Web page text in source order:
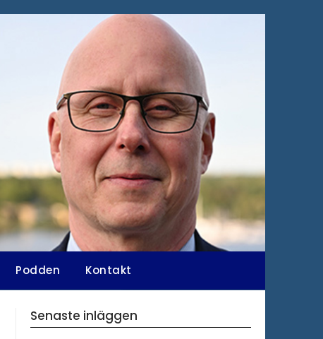
Podden Kontakt
Senaste inläggen